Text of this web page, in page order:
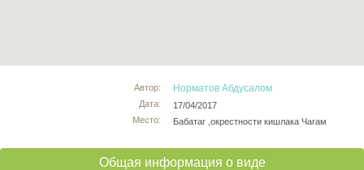
Автор:
Дата:
Место:
Норматов Абдусалом
17/04/2017
Бабатаг ,окрестности кишлака Чагам
Общая информация о виде